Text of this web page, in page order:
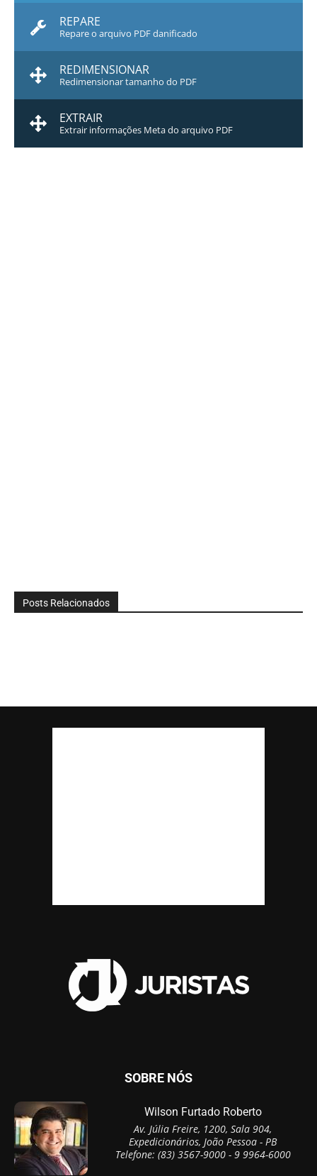
REPARE
Repare o arquivo PDF danificado
REDIMENSIONAR
Redimensionar tamanho do PDF
EXTRAIR
Extrair informações Meta do arquivo PDF
Posts Relacionados
SOBRE NÓS
Wilson Furtado Roberto
Av. Júlia Freire, 1200, Sala 904,
Expedicionários, João Pessoa - PB
Telefone: (83) 3567-9000 - 9 9964-6000